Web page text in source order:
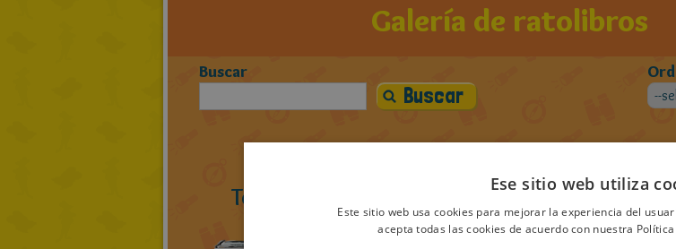
Galería de ratolibros
Buscar
Todos los ratolibros de DainiEse sitio web utiliza
Este sitio web usa cookies para mejorar la experiencia del
acepta todas las cookies de acuerdo con nuestra